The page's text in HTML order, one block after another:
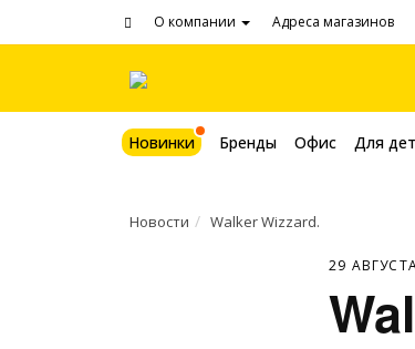
О компании Адреса магазинов
Новинки Бренды Офис Для
Новости Walker Wizzard.
29